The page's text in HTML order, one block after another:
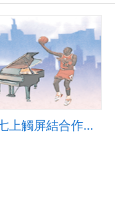
110學年度七上觸屏結合作文課程規畫